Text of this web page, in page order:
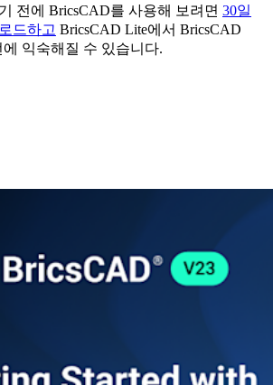
전에 BricsCAD를 사용해 보려면 30일
드하고 BricsCAD Lite에서 BricsCAD
익숙해질 수 있습니다.